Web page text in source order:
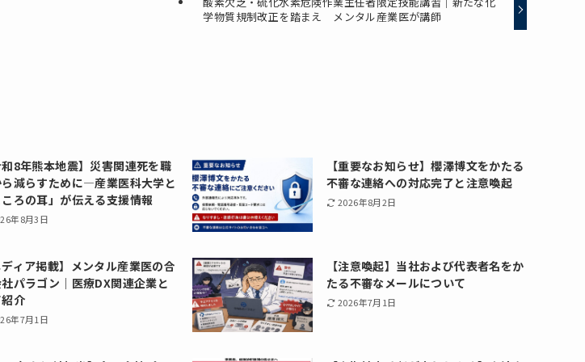
学物質規制改正を踏まえ メンタル産業医が講師
和8年熊本地震】災害関連死を職
減らすために―産業医科大学と
ころの耳」が伝える支援情報
年8月3日
【重要なお知らせ】櫻澤博文をかたる
不審な連絡への対応完了と注意喚起
2026年8月2日
ディア掲載】メンタル産業医の合
パラゴン｜医療DX関連企業と
介
年7月1日
【注意喚起】当社および代表者名をか
たる不審なメールについて
2026年7月1日